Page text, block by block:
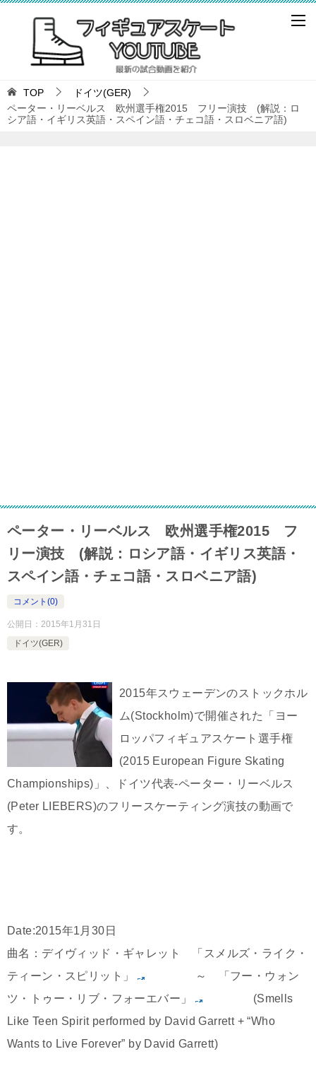
TOP
ドイツ(GER)
ペーター・リーベルス 欧州選手権2015 フリー演技 (解説：ロ
シア語・イギリス英語・スペイン語・チェコ語・スロベニア語)
ペーター・リーベルス 欧州選手権2015 フ
リー演技 (解説：ロシア語・イギリス英語・
スペイン語・チェコ語・スロベニア語)
コメント(0)
公開日： 2015年1月31日
ドイツ(GER)
2015年スウェーデンのストックホル
ム(Stockholm)で開催された「ヨー
ロッパフィギュアスケート選手権
(2015 European Figure Skating
Championships)」、ドイツ代表-ペーター・リーベルス
(Peter LIEBERS)のフリースケーティング演技の動画で
す。
Date:2015年1月30日
曲名：デイヴィッド・ギャレット 「スメルズ・ライク・
ティーン・スピリット」
～ 「フー・ウォン
ツ・トゥー・リブ・フォーエバー」
(Smells
Like Teen Spirit performed by David Garrett + “Who
Wants to Live Forever” by David Garrett)